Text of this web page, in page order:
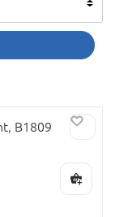
„Britton“
saugos
kelionines
„aukles“,
B1809